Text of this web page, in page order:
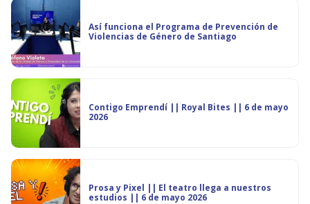
Así funciona el Programa de Prevención de
Violencias de Género de Santiago
Contigo Emprendí || Royal Bites || 6 de mayo
2026
Prosa y Pixel || El teatro llega a nuestros
estudios || 6 de mayo 2026